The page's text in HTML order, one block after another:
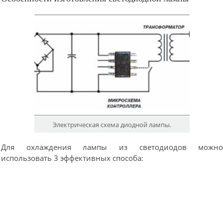
Электрическая схема диодной лампы.
Для охлаждения лампы из светодиодов можно
использовать 3 эффективных способа: